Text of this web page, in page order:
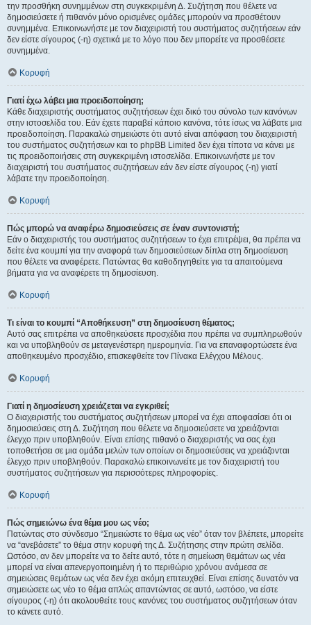
την προσθήκη συνημμένων στη συγκεκριμένη Δ. Συζήτηση που θέλετε να
δημοσιεύσετε ή πιθανόν μόνο ορισμένες ομάδες μπορούν να προσθέτουν
συνημμένα. Επικοινωνήστε με τον διαχειριστή του συστήματος συζητήσεων εάν
δεν είστε σίγουρος (-η) σχετικά με το λόγο που δεν μπορείτε να προσθέσετε
συνημμένα.
Κορυφή
Γιατί έχω λάβει μια προειδοποίηση;
Κάθε διαχειριστής συστήματος συζητήσεων έχει δικό του σύνολο των κανόνων
στην ιστοσελίδα του. Εάν έχετε παραβεί κάποιο κανόνα, τότε ίσως να λάβατε μια
προειδοποίηση. Παρακαλώ σημειώστε ότι αυτό είναι απόφαση του διαχειριστή
του συστήματος συζητήσεων και το phpBB Limited δεν έχει τίποτα να κάνει με
τις προειδοποιήσεις στη συγκεκριμένη ιστοσελίδα. Επικοινωνήστε με τον
διαχειριστή του συστήματος συζητήσεων εάν δεν είστε σίγουρος (-η) γιατί
λάβατε την προειδοποίηση.
Κορυφή
Πώς μπορώ να αναφέρω δημοσιεύσεις σε έναν συντονιστή;
Εάν ο διαχειριστής του συστήματος συζητήσεων το έχει επιτρέψει, θα πρέπει να
δείτε ένα κουμπί για την αναφορά των δημοσιεύσεων δίπλα στη δημοσίευση
που θέλετε να αναφέρετε. Πατώντας θα καθοδηγηθείτε για τα απαιτούμενα
βήματα για να αναφέρετε τη δημοσίευση.
Κορυφή
Τι είναι το κουμπί “Αποθήκευση” στη δημοσίευση θέματος;
Αυτό σας επιτρέπει να αποθηκεύσετε προσχέδια που πρέπει να συμπληρωθούν
και να υποβληθούν σε μεταγενέστερη ημερομηνία. Για να επαναφορτώσετε ένα
αποθηκευμένο προσχέδιο, επισκεφθείτε τον Πίνακα Ελέγχου Μέλους.
Κορυφή
Γιατί η δημοσίευση χρειάζεται να εγκριθεί;
Ο διαχειριστής του συστήματος συζητήσεων μπορεί να έχει αποφασίσει ότι οι
δημοσιεύσεις στη Δ. Συζήτηση που θέλετε να δημοσιεύσετε να χρειάζονται
έλεγχο πριν υποβληθούν. Είναι επίσης πιθανό ο διαχειριστής να σας έχει
τοποθετήσει σε μια ομάδα μελών των οποίων οι δημοσιεύσεις να χρειάζονται
έλεγχο πριν υποβληθούν. Παρακαλώ επικοινωνείτε με τον διαχειριστή του
συστήματος συζητήσεων για περισσότερες πληροφορίες.
Κορυφή
Πώς σημειώνω ένα θέμα μου ως νέο;
Πατώντας στο σύνδεσμο “Σημειώστε το θέμα ως νέο” όταν τον βλέπετε, μπορείτε
να “ανεβάσετε” το θέμα στην κορυφή της Δ. Συζήτησης στην πρώτη σελίδα.
Ωστόσο, αν δεν μπορείτε να το δείτε αυτό, τότε η σημείωση θεμάτων ως νέα
μπορεί να είναι απενεργοποιημένη ή το περιθώριο χρόνου ανάμεσα σε
σημειώσεις θεμάτων ως νέα δεν έχει ακόμη επιτευχθεί. Είναι επίσης δυνατόν να
σημειώσετε ως νέο το θέμα απλώς απαντώντας σε αυτό, ωστόσο, να είστε
σίγουρος (-η) ότι ακολουθείτε τους κανόνες του συστήματος συζητήσεων όταν
το κάνετε αυτό.